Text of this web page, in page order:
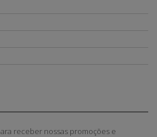
receber nossas promoções e